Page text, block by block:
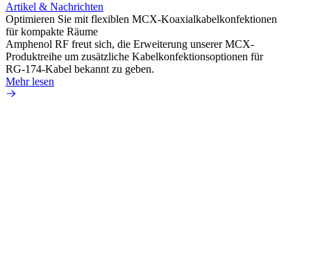
Artikel & Nachrichten
Optimieren Sie mit flexiblen MCX-Koaxialkabelkonfektionen
für kompakte Räume
Amphenol RF freut sich, die Erweiterung unserer MCX-
Produktreihe um zusätzliche Kabelkonfektionsoptionen für
RG-174-Kabel bekannt zu geben.
Mehr lesen